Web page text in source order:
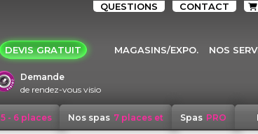
QUESTIONS CONTACT
DEVIS GRATUIT MAGASINS/EXPO. NOS
Demande
de rendez-vous visio
5 - 6 places Nos spas 7 places et Spas PRO